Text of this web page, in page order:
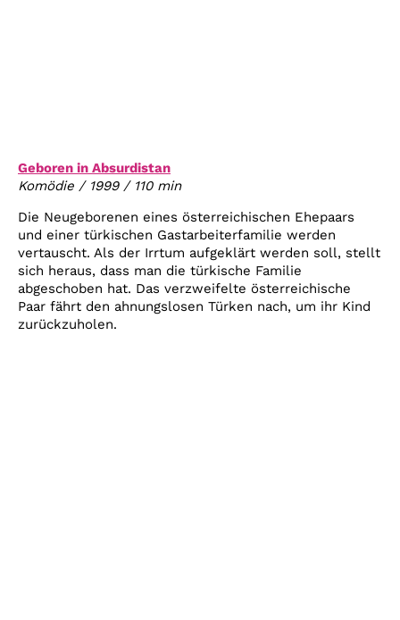
Geboren in Absurdistan
Komödie / 1999 / 110 min
Die Neugeborenen eines österreichischen Ehepaars
und einer türkischen Gastarbeiterfamilie werden
vertauscht. Als der Irrtum aufgeklärt werden soll, stellt
sich heraus, dass man die türkische Familie
abgeschoben hat. Das verzweifelte österreichische
Paar fährt den ahnungslosen Türken nach, um ihr Kind
zurückzuholen.